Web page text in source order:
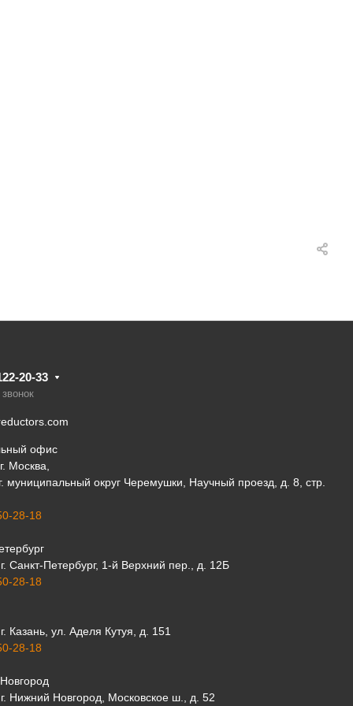
20-33
офис
Москва,
муниципальный округ Черемушки, Научный проезд, д. 8, стр.
28-18
Санкт-Петербург, 1-й Верхний пер., д. 12Б
28-18
Казань, ул. Аделя Кутуя, д. 151
28-18
Нижний Новгород, Московское ш., д. 52